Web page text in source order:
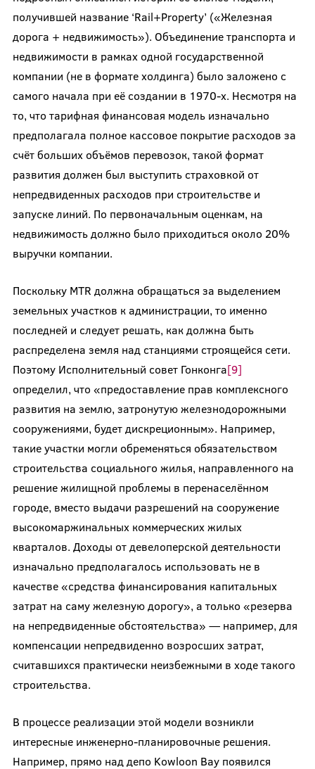
получившей название ‘Rail+Property’ («Железная
дорога + недвижимость»). Объединение транспорта и
недвижимости в рамках одной государственной
компании (не в формате холдинга) было заложено с
самого начала при её создании в 1970-х. Несмотря на
то, что тарифная финансовая модель изначально
предполагала полное кассовое покрытие расходов за
счёт больших объёмов перевозок, такой формат
развития должен был выступить страховкой от
непредвиденных расходов при строительстве и
запуске линий. По первоначальным оценкам, на
недвижимость должно было приходиться около 20%
выручки компании.
Поскольку MTR должна обращаться за выделением
земельных участков к администрации, то именно
последней и следует решать, как должна быть
распределена земля над станциями строящейся сети.
Поэтому Исполнительный совет Гонконга[9]
определил, что «предоставление прав комплексного
развития на землю, затронутую железнодорожными
сооружениями, будет дискреционным». Например,
такие участки могли обременяться обязательством
строительства социального жилья, направленного на
решение жилищной проблемы в перенаселённом
городе, вместо выдачи разрешений на сооружение
высокомаржинальных коммерческих жилых
кварталов. Доходы от девелоперской деятельности
изначально предполагалось использовать не в
качестве «средства финансирования капитальных
затрат на саму железную дорогу», а только «резерва
на непредвиденные обстоятельства» — например, для
компенсации непредвиденно возросших затрат,
считавшихся практически неизбежными в ходе такого
строительства.
В процессе реализации этой модели возникли
интересные инженерно-планировочные решения.
Например, прямо над депо Kowloon Bay появился